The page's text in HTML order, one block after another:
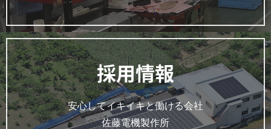
採用情報
安心してイキイキと働ける会社
佐藤電機製作所